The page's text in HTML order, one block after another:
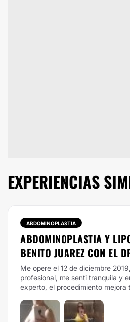
EXPERIENCIAS
ABDOMINOPLASTIA
ABDOMINOPLASTIA Y
BENITO JUAREZ CON EL
Me opere el 12 de diciembre
profesional, me senti tranquila y
experto, el procedimiento mejora